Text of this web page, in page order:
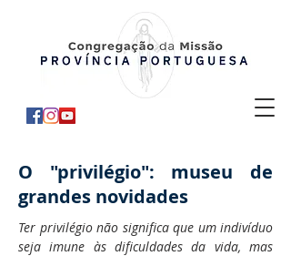
O "privilégio": museu de
grandes novidades
Ter privilégio não significa que um indivíduo
seja imune às dificuldades da vida, mas